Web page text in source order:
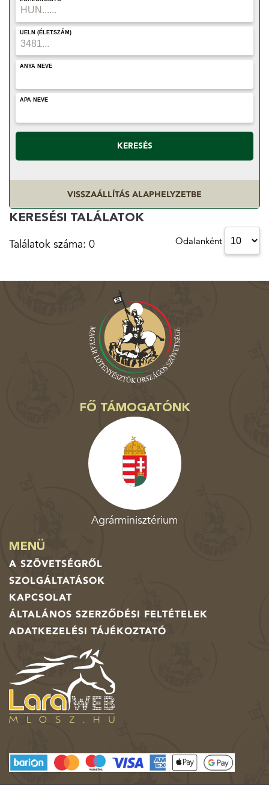
UELN (ÉLETSZÁM)
ANYA NEVE
APA NEVE
KERESÉS
VISSZAÁLLÍTÁS ALAPHELYZETBE
KERESÉSI TALÁLATOK
Találatok száma: 0 Odalanként
FŐ TÁMOGATÓNK
Agrárminisztérium
MENÜ
A SZÖVETSÉGRŐL
SZOLGÁLTATÁSOK
KAPCSOLAT
ÁLTALÁNOS SZERZŐDÉSI FELTÉTELEK
ADATKEZELÉSI TÁJÉKOZTATÓ